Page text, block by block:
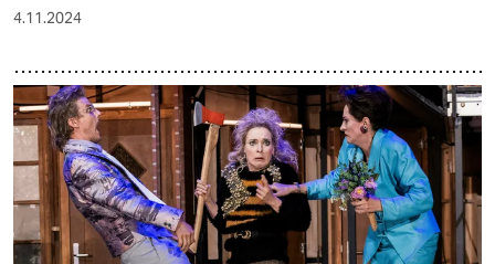
4.11.2024